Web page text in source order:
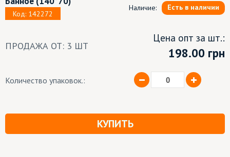
Код: 142272
Наличие: Есть в наличии
ПРОДАЖА ОТ: 3 ШТ
Цена опт за шт.:
198.00 грн
Количество упаковок.:
КУПИТЬ